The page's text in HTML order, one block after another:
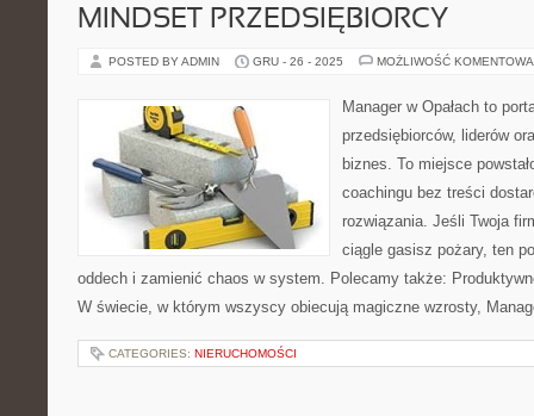
MINDSET PRZEDSIĘBIORCY
POSTED BY ADMIN GRU - 26 - 2025 MOŻLIWOŚĆ
Manager w Opałach to
przedsiębiorców, liderów
biznes. To miejsce
coachingu bez treści
rozwiązania. Jeśli Twoja
ciągle gasisz pożary, ten
oddech i zamienić chaos w system. Polecamy także:
W świecie, w którym wszyscy obiecują magiczne wzrosty,
CATEGORIES: NIERUCHOMOŚCI